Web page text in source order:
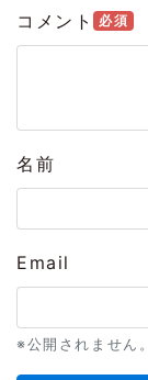
コメント 必須
名前
Email
※公開されません。